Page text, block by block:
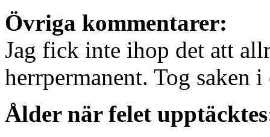
Övriga kommentarer:
Jag fick inte ihop det att
herrpermanent. Tog saken
Ålder när felet